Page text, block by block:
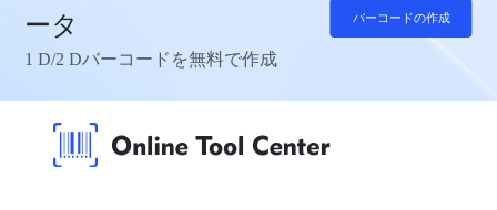
ータ
1 D/2 Dバーコードを無料で作成
バーコードの作成